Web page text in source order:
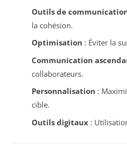
Outils de
la cohésion.
Optimisation : Éviter la
Communication
collaborateurs.
Personnalisation :
cible.
Outils digitaux: